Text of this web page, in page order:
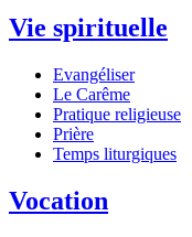
Vie spirituelle
Evangéliser
Le Carême
Pratique religieuse
Prière
Temps liturgiques
Vocation